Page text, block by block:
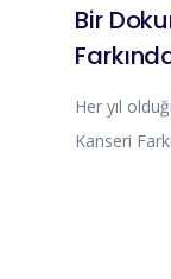
Bir
Her yıl
Kanseri